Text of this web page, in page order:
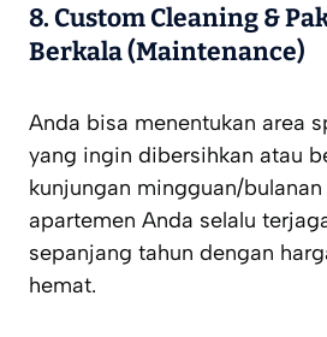
8. Custom Cleaning &
Berkala (Maintenance)
Anda bisa menentukan area
yang ingin dibersihkan atau
kunjungan mingguan/
apartemen Anda selalu
sepanjang tahun dengan
hemat.